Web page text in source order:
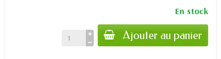
En stock
Ajouter au panier